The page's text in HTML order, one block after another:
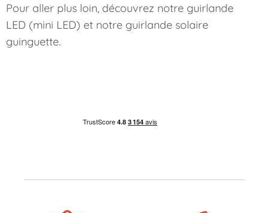
Pour aller plus loin, découvrez notre guirlande
LED (mini LED) et notre guirlande solaire
guinguette.